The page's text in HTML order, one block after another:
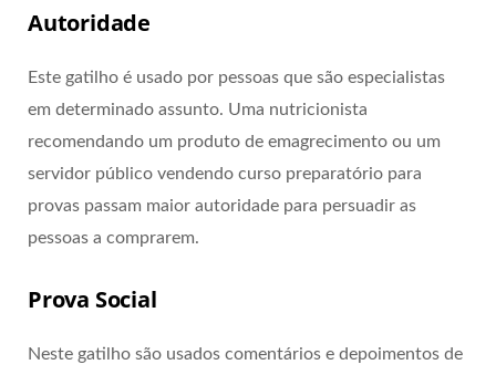
Autoridade
Este gatilho é usado por pessoas que são especialistas
em determinado assunto. Uma nutricionista
recomendando um produto de emagrecimento ou um
servidor público vendendo curso preparatório para
provas passam maior autoridade para persuadir as
pessoas a comprarem.
Prova Social
Neste gatilho são usados comentários e depoimentos de